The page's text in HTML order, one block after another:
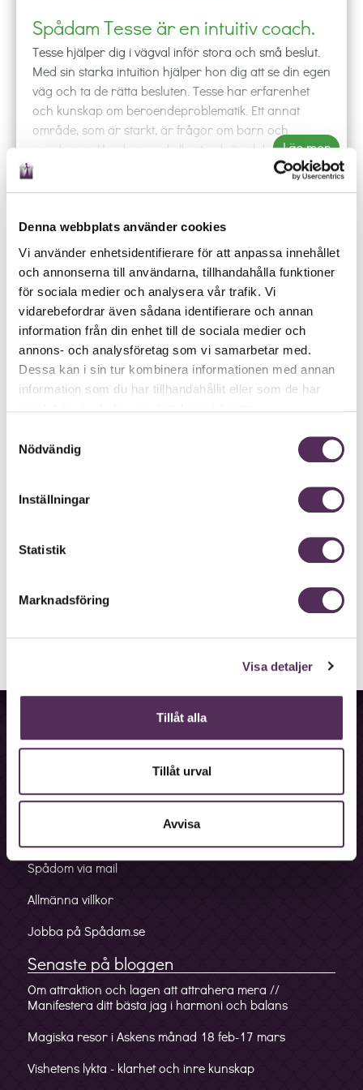
Denna webbplats använder cookies
Vi använder enhetsidentifierare för att anpassa innehållet
och annonserna till användarna, tillhandahålla funktioner
för sociala medier och analysera vår trafik. Vi
vidarebefordrar även sådana identifierare och annan
information från din enhet till de sociala medier och
annons- och analysföretag som vi samarbetar med.
Dessa kan i sin tur kombinera informationen med annan
information som du har tillhandahållit eller som de har
Nödvändig
Inställningar
Statistik
Marknadsföring
Visa detaljer
Tillåt alla
Tillåt urval
Avvisa
Spådam Tesse är en intuitiv coach.
Tesse hjälper dig i vägval inför stora och små beslut.
Med sin starka intuition hjälper hon dig att se din egen
väg och ta de rätta besluten. Tesse har erfarenhet
och kunskap om beroendeproblematik. Ett annat
område, som är starkt, är frågor om barn och
ungdomar. Hon har orakelkort och änglakort som
förstärkning till sin intuition. Hennes guider hjälper
svenska och engelska. Hon letar inte efter försvunna
saker eller bortsprungna djur.
Rekommendation:Om du vill veta om dina barn
och ungdomar och hjälpa dem i deras liv framåt,
så är Tesse en bra samtalspartner. Hon ser vilka
vägar som finns. Hon ser även hur man kan bryta
mönster, eller sammanhang, som inte är bra för
en, och gå framåt i sin fria vilja.
Få SMS
Läs mer
RING KÖP BOKA SCHEMA
Ring någon av våra duktiga spådamer och låt de
besvara dina frågor oavsett om det gäller kärlek,
arbete eller budskap från universum.
FAKTURALINJE: 08-505 23 880
KONTANTKORT: 0939-160 00 46
Surfar du från mobilen? Ring direkt genom
Bokningslinje
Förskottslinje
Spådom via mail
Allmänna villkor
Jobba på Spådam.se
Senaste på bloggen
Om attraktion och lagen att attrahera mera //
Manifestera ditt bästa jag i harmoni och balans
Magiska resor i Askens månad 18 feb-17 mars
Vishetens lykta - klarhet och inre kunskap